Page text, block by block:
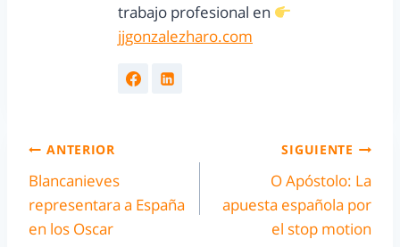
trabajo profesional en
jjgonzalezharo.com
ANTERIOR
Blancanieves
representara a España
en los Oscar
SIGUIENTE
O Apóstolo: La
apuesta española por
el stop motion